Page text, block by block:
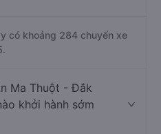
có khoảng 284 chuyến xe
Ma Thuột - Đắk
khởi hành sớm